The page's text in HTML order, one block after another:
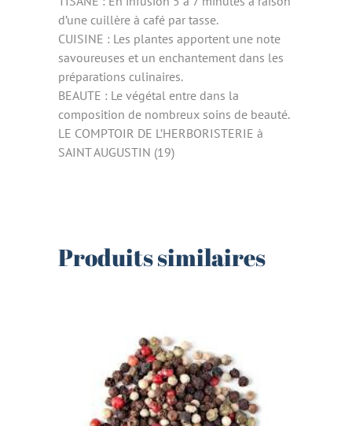
d’une cuillère à café par tasse.
CUISINE : Les plantes apportent une note
savoureuses et un enchantement dans les
préparations culinaires.
BEAUTE : Le végétal entre dans la
composition de nombreux soins de beauté.
LE COMPTOIR DE L’HERBORISTERIE à
SAINT AUGUSTIN (19)
Produits similaires